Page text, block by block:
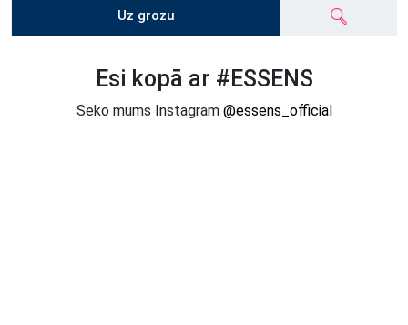
Uz grozu
Esi kopā ar #ESSENS
Seko mums Instagram @essens_official